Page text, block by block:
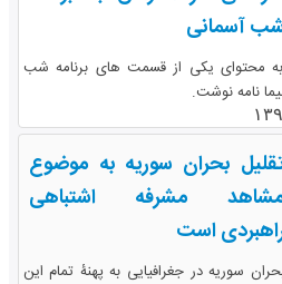
آسمانی
محتوای یکی از قسمت های برنامه شب
نامه نوشت.
بحران سوریه به موضوع
مشرفه اشتباهی
است
سوریه در جغرافیایی به پهنۀ تمام این